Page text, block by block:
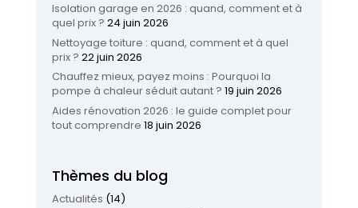
Isolation garage en 2026 : quand, comment et à
quel prix ? 24 juin 2026
Nettoyage toiture : quand, comment et à quel
prix ? 22 juin 2026
Chauffez mieux, payez moins : Pourquoi la
pompe à chaleur séduit autant ? 19 juin 2026
Aides rénovation 2026 : le guide complet pour
tout comprendre 18 juin 2026
Thèmes du blog
Actualités (14)